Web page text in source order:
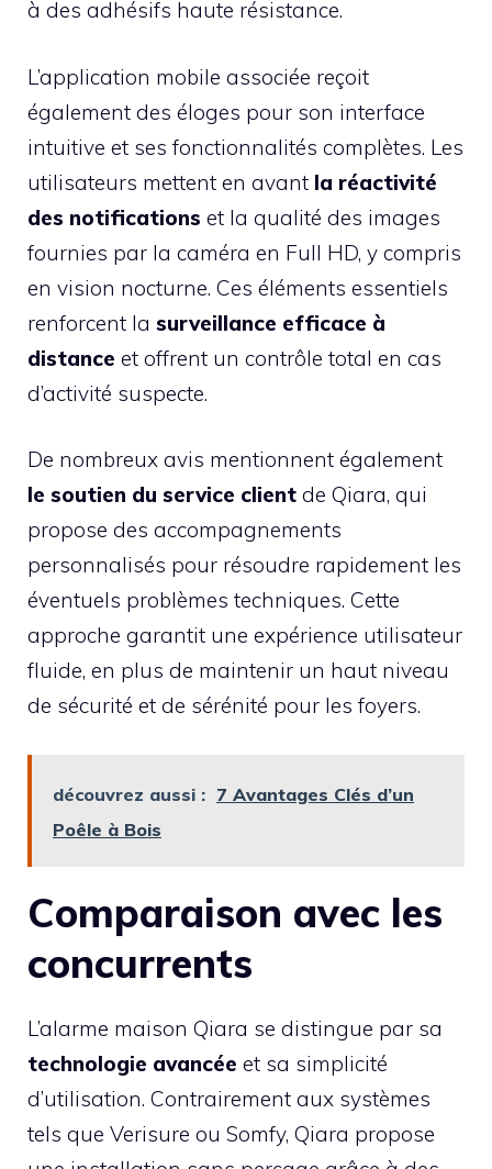
à des adhésifs haute résistance.
L’application mobile associée reçoit
également des éloges pour son interface
intuitive et ses fonctionnalités complètes. Les
utilisateurs mettent en avant la réactivité
des notifications et la qualité des images
fournies par la caméra en Full HD, y compris
en vision nocturne. Ces éléments essentiels
renforcent la surveillance efficace à
distance et offrent un contrôle total en cas
d’activité suspecte.
De nombreux avis mentionnent également
le soutien du service client de Qiara, qui
propose des accompagnements
personnalisés pour résoudre rapidement les
éventuels problèmes techniques. Cette
approche garantit une expérience utilisateur
fluide, en plus de maintenir un haut niveau
de sécurité et de sérénité pour les foyers.
découvrez aussi : 7 Avantages Clés d’un
Poêle à Bois
Comparaison avec les
concurrents
L’alarme maison Qiara se distingue par sa
technologie avancée et sa simplicité
d’utilisation. Contrairement aux systèmes
tels que Verisure ou Somfy, Qiara propose